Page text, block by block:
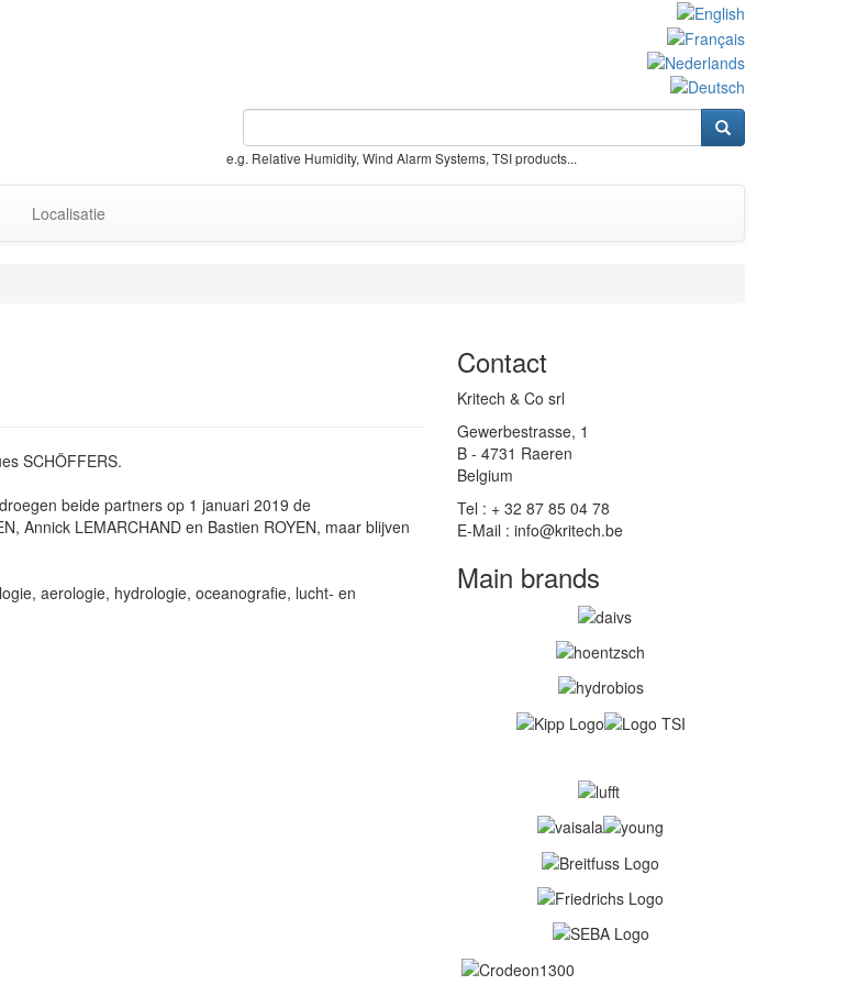
e.g. Relative Humidity, Wind Alarm Systems, TSI products...
Localisatie
SCHÖFFERS.
beide partners op 1 januari 2019 de
Annick LEMARCHAND en Bastien ROYEN, maar blijven
aerologie, hydrologie, oceanografie, lucht- en
Contact
Kritech & Co srl
Gewerbestrasse, 1
B - 4731 Raeren
Belgium
Tel : + 32 87 85 04 78
E-Mail : info@kritech.be
Main brands